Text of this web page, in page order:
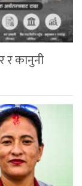
र कानुनी